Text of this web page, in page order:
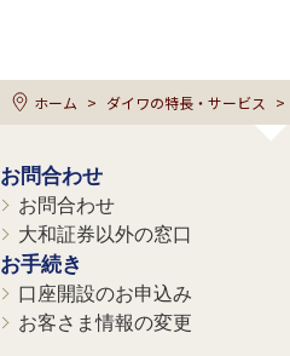
ホーム ダイワの特長・サービス
お問合わせ
お問合わせ
大和証券以外の窓口
お手続き
口座開設のお申込み
お客さま情報の変更